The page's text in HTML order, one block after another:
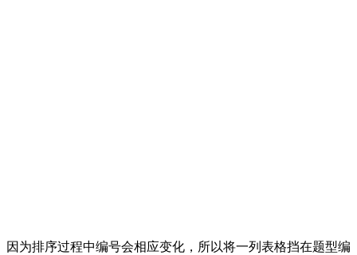
因为排序过程中编号会相应变化，所以将一列表格挡在题型编